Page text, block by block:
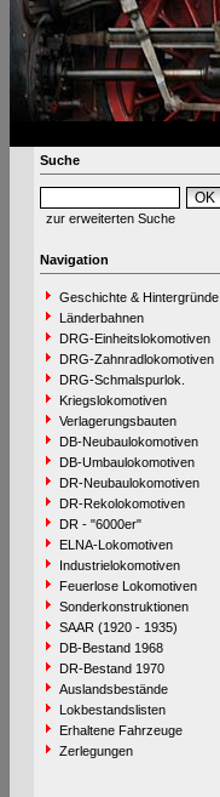
Suche
zur erweiterten Suche
Navigation
Geschichte & Hintergründe
Länderbahnen
DRG-Einheitslokomotiven
DRG-Zahnradlokomotiven
DRG-Schmalspurlok.
Kriegslokomotiven
Verlagerungsbauten
DB-Neubaulokomotiven
DB-Umbaulokomotiven
DR-Neubaulokomotiven
DR-Rekolokomotiven
DR - "6000er"
ELNA-Lokomotiven
Industrielokomotiven
Feuerlose Lokomotiven
Sonderkonstruktionen
SAAR (1920 - 1935)
DB-Bestand 1968
DR-Bestand 1970
Auslandsbestände
Lokbestandslisten
Erhaltene Fahrzeuge
Zerlegungen